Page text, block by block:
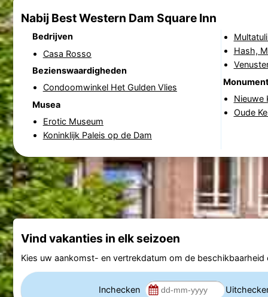
Nabij Best Western Dam Square Inn
Bedrijven
Casa Rosso
Bezienswaardigheden
Condoomwinkel Het Gulden Vlies
Musea
Erotic Museum
Koninklijk Paleis op de Dam
Hash,
Nieuwe
Oude
Vind vakanties in elk seizoen
Kies uw aankomst- en vertrekdatum om de beschikbaarheid
Inchecken